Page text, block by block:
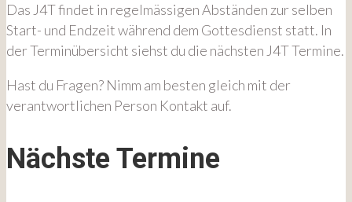
Das J4T findet in regelmässigen Abständen zur selben
Start- und Endzeit während dem Gottesdienst statt. In
der Terminübersicht siehst du die nächsten J4T Termine.
Hast du Fragen? Nimm am besten gleich mit der
verantwortlichen Person Kontakt auf.
Nächste Termine